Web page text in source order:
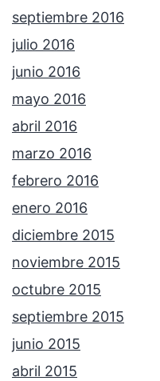
septiembre 2016
julio 2016
junio 2016
mayo 2016
abril 2016
marzo 2016
febrero 2016
enero 2016
diciembre 2015
noviembre 2015
octubre 2015
septiembre 2015
junio 2015
abril 2015